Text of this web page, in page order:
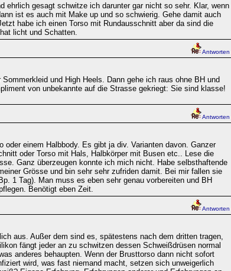
ehrlich gesagt schwitze ich darunter gar nicht so sehr. Klar, wenn
ist es auch mit Make up und so schwierig. Gehe damit auch
habe ich einen Torso mit Rundausschnitt aber da sind die
licht und Schatten.
Antworten
und High Heels. Dann gehe ich raus ohne BH und
von unbekannte auf die Strasse gekriegt: Sie sind klasse!
Antworten
oder einem Halbbody. Es gibt ja div. Varianten davon. Ganzer
oder Torso mit Hals, Halbkörper mit Busen etc.. Lese die
Ganz überzeugen konnte ich mich nicht. Habe selbsthaftende
Grösse und bin sehr sehr zufriden damit. Bei mir fallen sie
1 Tag). Man muss es eben sehr genau vorbereiten und BH
Benötigt eben Zeit.
Antworten
aus. Außer dem sind es, spätestens nach dem dritten tragen,
fängt jeder an zu schwitzen dessen Schweißdrüsen normal
anderes behaupten. Wenn der Brusttorso dann nicht sofort
wird, was fast niemand macht, setzen sich unweigerlich